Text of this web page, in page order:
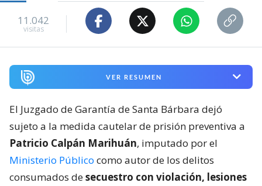
11.042
visitas
VER RESUMEN
El Juzgado de Garantía de Santa Bárbara dejó
sujeto a la medida cautelar de prisión preventiva a
Patricio Calpán Marihuán, imputado por el
Ministerio Público como autor de los delitos
consumados desecuestro con violación, lesiones